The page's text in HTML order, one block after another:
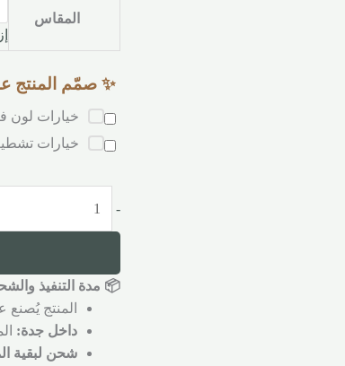
المقاس
✨ صمّم المنتج
خيارات لون
خيارات
-
📦 مدة التنفيذ
المنتج
داخل جدة:
شحن لبقية